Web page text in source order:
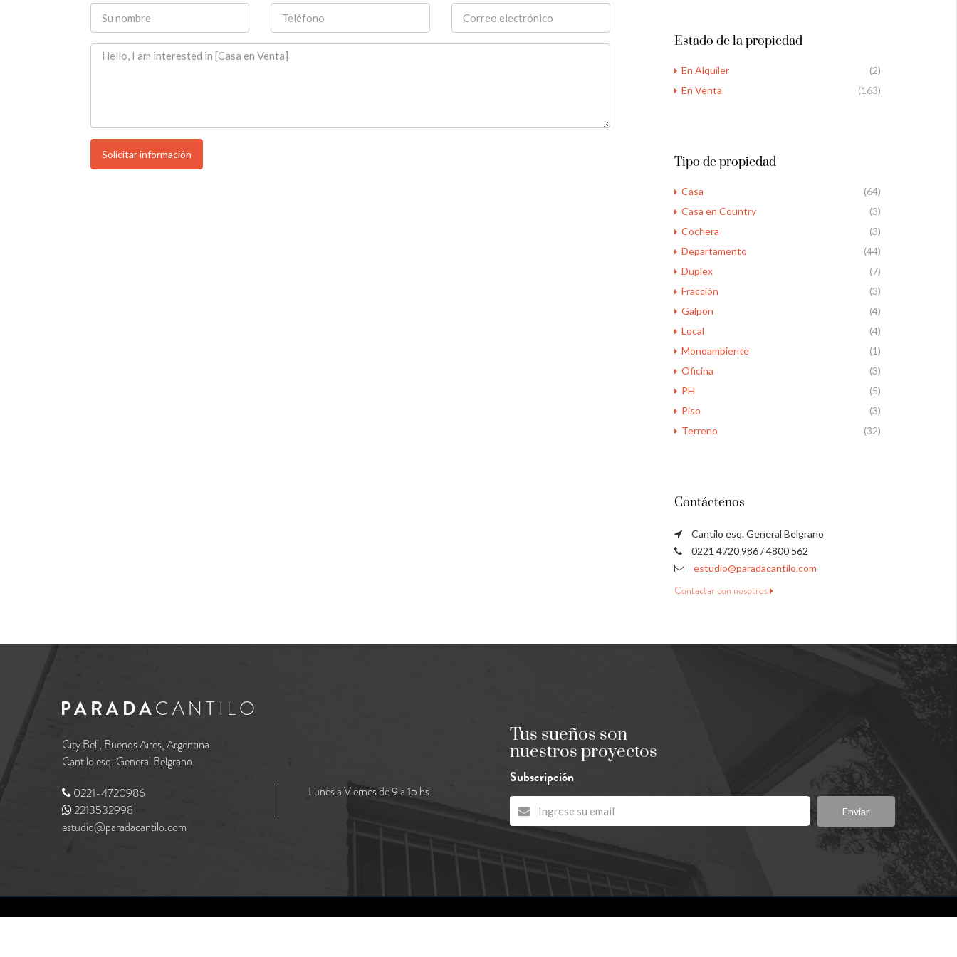
Solicitar información
Estado de la propiedad
En Alquiler
(2)
En Venta
(163)
Tipo de propiedad
Casa
(64)
Casa en Country
(3)
Cochera
(3)
Departamento
(44)
Duplex
(7)
Fracción
(3)
Galpon
(4)
Local
(4)
Monoambiente
(1)
Oficina
(3)
PH
(5)
Piso
(3)
Terreno
(32)
Contáctenos
Cantilo esq. General Belgrano
0221 4720 986 / 4800 562
estudio@paradacantilo.com
Contactar con nosotros
City Bell, Buenos Aires, Argentina
Cantilo esq. General Belgrano
0221-4720986
2213532998
estudio@paradacantilo.com
Lunes a Viernes de 9 a 15 hs.
Tus sueños son
nuestros proyectos
Subscripción
Enviar